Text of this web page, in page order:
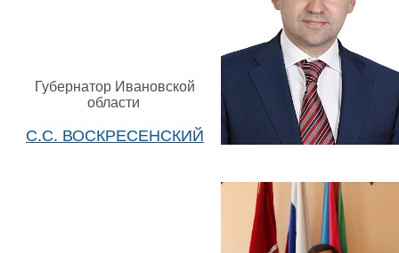
Губернатор Ивановской
области
С.С. ВОСКРЕСЕНСКИЙ